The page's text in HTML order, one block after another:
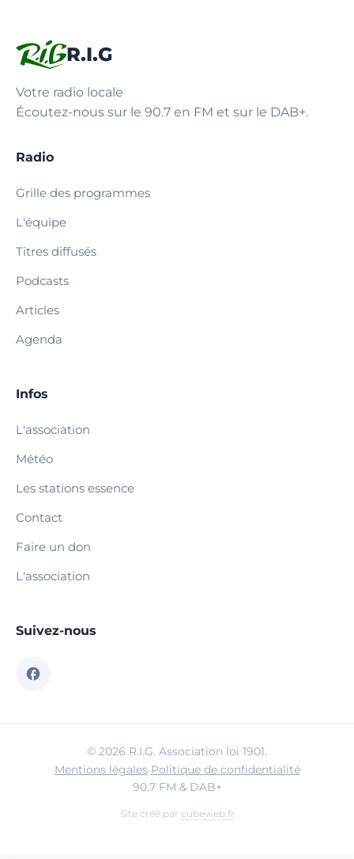
R.I.G
Votre radio locale
Écoutez-nous sur le 90.7 en FM et sur le DAB+.
Radio
Grille des programmes
L'équipe
Titres diffusés
Podcasts
Articles
Agenda
Infos
L'association
Météo
Les stations essence
Contact
Faire un don
L'association
Suivez-nous
© 2026 R.I.G. Association loi 1901.
Mentions légales·Politique de confidentialité
90.7 FM & DAB+
Site créé par cubeweb.fr